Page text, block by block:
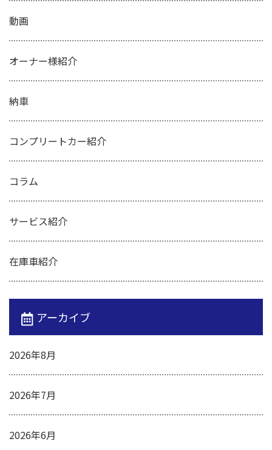
動画
オーナー様紹介
納車
コンプリートカー紹介
コラム
サービス紹介
在庫車紹介
アーカイブ
2026年8月
2026年7月
2026年6月